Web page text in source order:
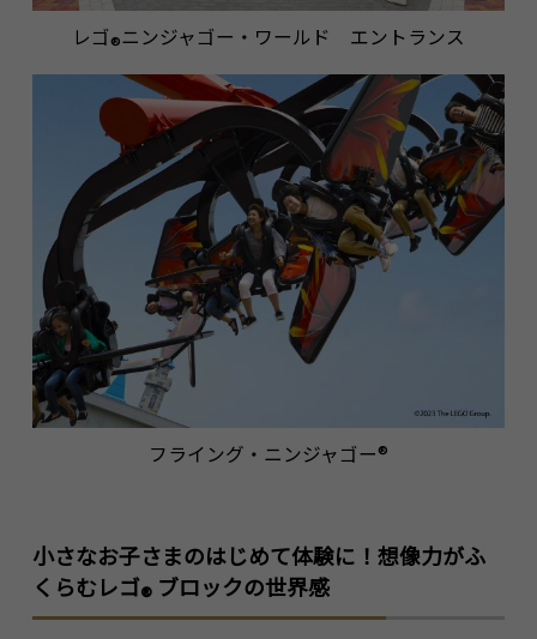
レゴ®ニンジャゴー・ワールド エントランス
フライング・ニンジャゴー®
小さなお子さまのはじめて体験に！想像力がふ
くらむレゴ® ブロックの世界感